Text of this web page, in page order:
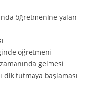
öğretmenine yalan
öğretmeni
gelmesi
dik tutmaya başlaması